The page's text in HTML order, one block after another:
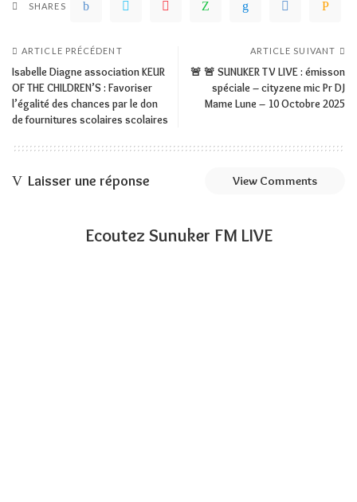
SHARES
ARTICLE PRÉCÉDENT
Isabelle Diagne association KEUR
OF THE CHILDREN’S : Favoriser
l’égalité des chances par le don
de fournitures scolaires scolaires
ARTICLE SUIVANT
🚨 🚨 SUNUKER TV LIVE : émisson
spéciale – cityzene mic Pr DJ
Mame Lune – 10 Octobre 2025
Laisser une réponse View Comments
Ecoutez Sunuker FM LIVE